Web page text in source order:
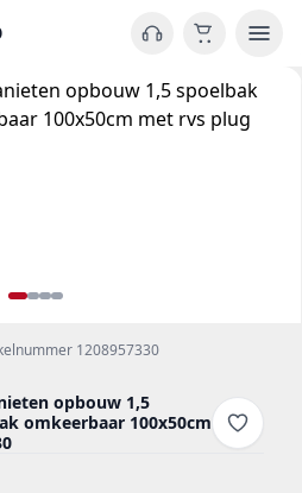
1208957330
opbouw 1,5
omkeerbaar 100x50cm